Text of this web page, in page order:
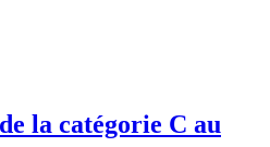
la catégorie C au